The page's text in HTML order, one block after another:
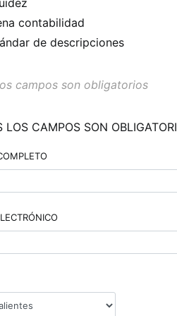
contabilidad
de descripciones
campos son obligatorios
LOS CAMPOS SON